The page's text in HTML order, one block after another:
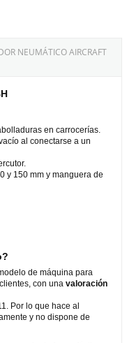
NEUMÁTICO AIRCRAFT
en carrocerías.
al conectarse a un
y 150 mm y manguera de
de máquina para
con unavaloración
Por lo que hace al
y no dispone de